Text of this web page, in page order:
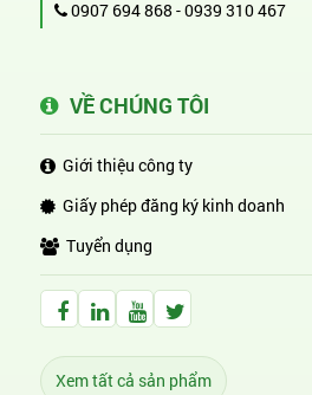
0907 694 868 -0939 310 467
VỀ CHÚNG TÔI
Giới thiệu công ty
Giấy phép đăng ký kinh doanh
Tuyển dụng
Facebook Huỳnh Gia Alpha
LinkedIn Huỳnh Gia
YouTube Huỳnh
Twitter Huỳnh
Xem tất cả sản phẩm